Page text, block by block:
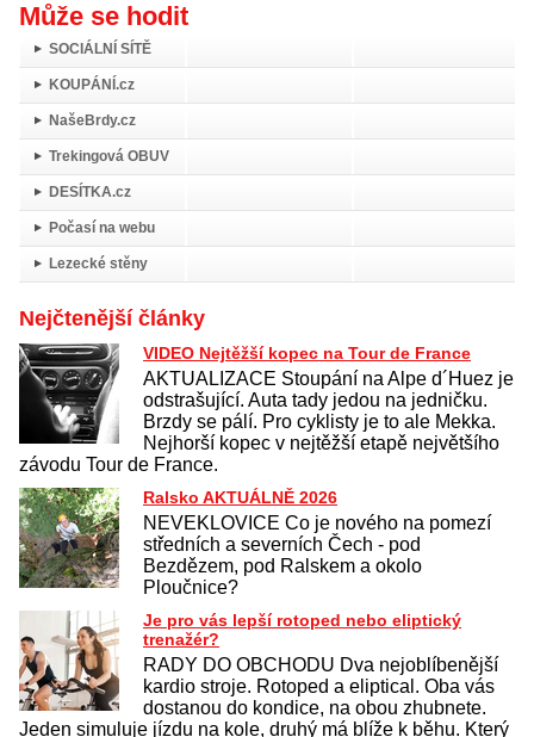
Může se hodit
SOCIÁLNÍ SÍTĚ
KOUPÁNÍ.cz
NašeBrdy.cz
Trekingová OBUV
DESÍTKA.cz
Počasí na webu
Lezecké stěny
Nejčtenější články
VIDEO Nejtěžší kopec na Tour de France
AKTUALIZACE Stoupání na Alpe d´Huez je
odstrašující. Auta tady jedou na jedničku.
Brzdy se pálí. Pro cyklisty je to ale Mekka.
Nejhorší kopec v nejtěžší etapě největšího
závodu Tour de France.
Ralsko AKTUÁLNĚ 2026
NEVEKLOVICE Co je nového na pomezí
středních a severních Čech - pod
Bezdězem, pod Ralskem a okolo
Ploučnice?
Je pro vás lepší rotoped nebo eliptický
trenažér?
RADY DO OBCHODU Dva nejoblíbenější
kardio stroje. Rotoped a eliptical. Oba vás
dostanou do kondice, na obou zhubnete.
Jeden simuluje jízdu na kole, druhý má blíže k běhu. Který